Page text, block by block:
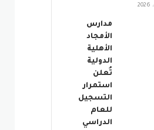
مدارس
الأمجاد
الأهلية
الدولية
تُعلن
استمرار
التسجيل
للعام
الدراسي